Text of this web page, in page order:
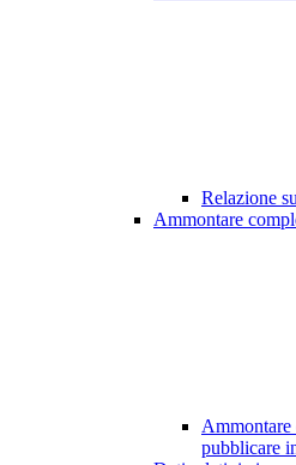
Relazione
Ammontare
Ammontare
pubblicare